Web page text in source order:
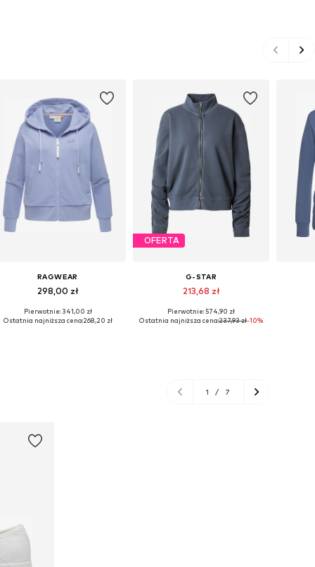
RAGWEAR
298,00 zł
Pierwotnie: 341,00 zł
Ostatnia najniższa cena:268,20 zł
OFERTA
G-STAR
213,68 zł
Dostępne rozmiary: XS, S, M, L
Pierwotnie: 574,90 zł
Ostatnia najniższa cena:237,93 zł-10%
1 / 7